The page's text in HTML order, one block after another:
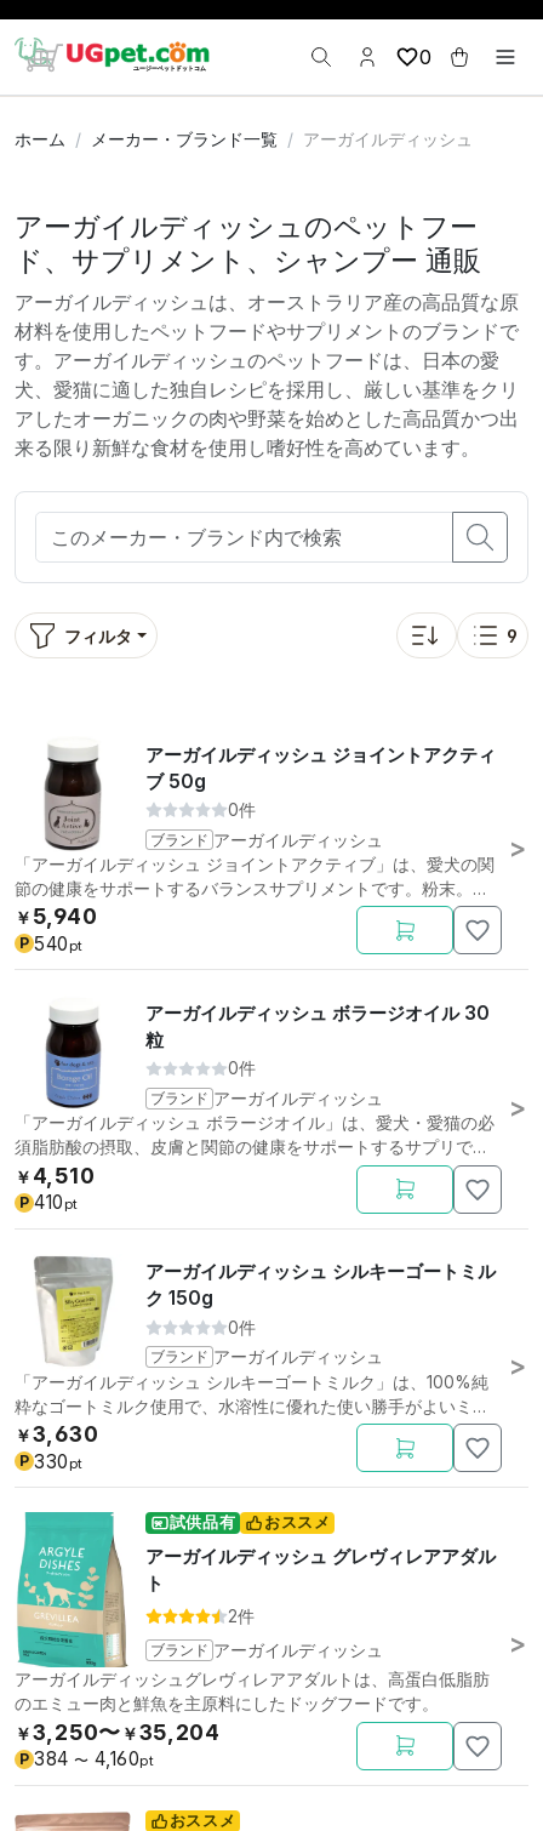
0
ホーム メーカー・ブランド一覧 アーガイルディッシュ
アーガイルディッシュのペットフー
ド、サプリメント、シャンプー 通販
アーガイルディッシュは、オーストラリア産の高品質な原
材料を使用したペットフードやサプリメントのブランドで
す。アーガイルディッシュのペットフードは、日本の愛
犬、愛猫に適した独自レシピを採用し、厳しい基準をクリ
アしたオーガニックの肉や野菜を始めとした高品質かつ出
来る限り新鮮な食材を使用し嗜好性を高めています。
フィルタ
並び替え: 価格が
表示
9
アーガイルディッシュ ジョイントアクティ
ブ 50g
0件
ブランド アーガイルディッシュ
「アーガイルディッシュ ジョイントアクティブ」は、愛犬の関
節の健康をサポートするバランスサプリメントです。粉末。
50g。
￥ 5,940
P 540 pt
アーガイルディッシュ ボラージオイル 30
粒
0件
ブランド アーガイルディッシュ
「アーガイルディッシュ ボラージオイル」は、愛犬・愛猫の必
須脂肪酸の摂取、皮膚と関節の健康をサポートするサプリで
す。
￥ 4,510
P 410 pt
アーガイルディッシュ シルキーゴートミル
ク 150g
0件
ブランド アーガイルディッシュ
「アーガイルディッシュ シルキーゴートミルク」は、100%純
粋なゴートミルク使用で、水溶性に優れた使い勝手がよいミル
クです。
￥3,630
P 330 pt
試供品有 おススメ
アーガイルディッシュ グレヴィレアアダル
ト
2件
ブランド アーガイルディッシュ
アーガイルディッシュグレヴィレアアダルトは、高蛋白低脂肪
のエミュー肉と鮮魚を主原料にしたドッグフードです。
￥3,250〜 ￥35,204
P 384 〜 4,160pt
おススメ